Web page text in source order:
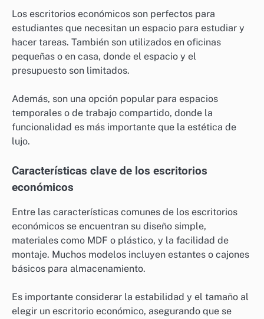
Los escritorios económicos son perfectos para
estudiantes que necesitan un espacio para estudiar y
hacer tareas. También son utilizados en oficinas
pequeñas o en casa, donde el espacio y el
presupuesto son limitados.
Además, son una opción popular para espacios
temporales o de trabajo compartido, donde la
funcionalidad es más importante que la estética de
lujo.
Características clave de los escritorios
económicos
Entre las características comunes de los escritorios
económicos se encuentran su diseño simple,
materiales como MDF o plástico, y la facilidad de
montaje. Muchos modelos incluyen estantes o cajones
básicos para almacenamiento.
Es importante considerar la estabilidad y el tamaño al
elegir un escritorio económico, asegurando que se